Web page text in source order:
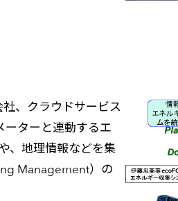
、クラウドサービス
ーターと連動するエ
、地理情報などを集
Management）の